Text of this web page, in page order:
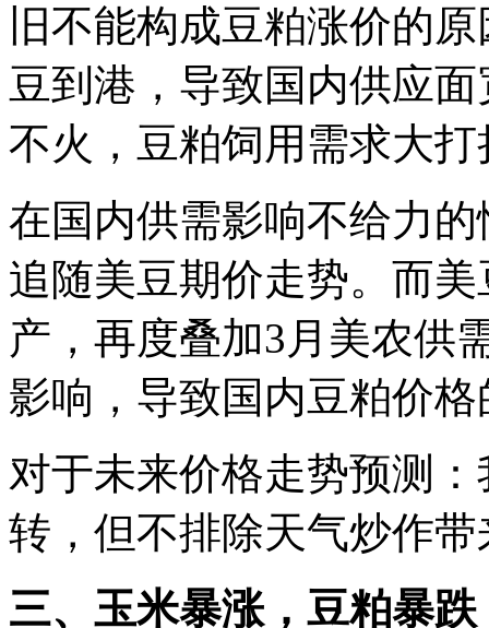
旧不能构成豆粕涨价的
豆到港，导致国内供应
不火，豆粕饲用需求大打
在国内供需影响不给力
追随美豆期价走势。而
产，再度叠加3月美农供
影响，导致国内豆粕价
对于未来价格走势预测
转，但不排除天气炒作
三、玉米暴涨，豆粕暴